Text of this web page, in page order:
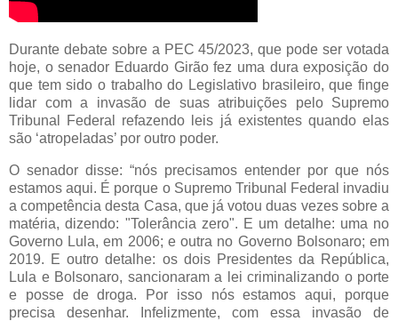
Durante debate sobre a PEC 45/2023, que pode ser votada
hoje, o senador Eduardo Girão fez uma dura exposição do
que tem sido o trabalho do Legislativo brasileiro, que finge
lidar com a invasão de suas atribuições pelo Supremo
Tribunal Federal refazendo leis já existentes quando elas
são ‘atropeladas’ por outro poder.
O senador disse: “nós precisamos entender por que nós
estamos aqui. É porque o Supremo Tribunal Federal invadiu
a competência desta Casa, que já votou duas vezes sobre a
matéria, dizendo: "Tolerância zero". E um detalhe: uma no
Governo Lula, em 2006; e outra no Governo Bolsonaro; em
2019. E outro detalhe: os dois Presidentes da República,
Lula e Bolsonaro, sancionaram a lei criminalizando o porte
e posse de droga. Por isso nós estamos aqui, porque
precisa desenhar. Infelizmente, com essa invasão de